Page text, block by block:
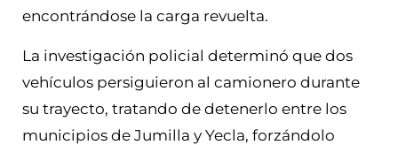
encontrándose la carga revuelta.
La investigación policial determinó que dos
vehículos persiguieron al camionero durante
su trayecto, tratando de detenerlo entre los
municipios de Jumilla y Yecla, forzándolo